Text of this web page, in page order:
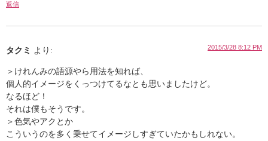
返信
タクミ より: 2015/3/28 8:12 PM
＞けれんみの語源やら用法を知れば、
個人的イメージをくっつけてるなとも思いましたけど。
なるほど！
それは僕もそうです。
＞色気やアクとか
こういうのを多く乗せてイメージしすぎていたかもしれない。